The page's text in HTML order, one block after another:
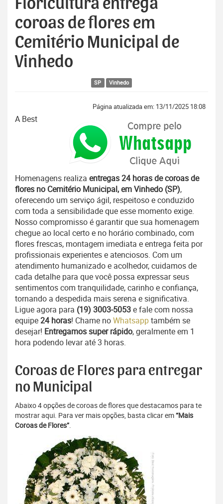
Floricultura entrega
coroas de flores em
Cemitério Municipal de
Vinhedo
SP Vinhedo
Página atualizada em: 13/11/2025 18:08
A Best
Homenagens realiza entregas 24 horas de coroas de
flores no Cemitério Municipal, em Vinhedo (SP),
oferecendo um serviço ágil, respeitoso e conduzido
com toda a sensibilidade que esse momento exige.
Nosso compromisso é garantir que sua homenagem
chegue ao local certo e no horário combinado, com
flores frescas, montagem imediata e entrega feita por
profissionais experientes e atenciosos. Com um
atendimento humanizado e acolhedor, cuidamos de
cada detalhe para que você possa expressar seus
sentimentos com tranquilidade, carinho e confiança,
tornando a despedida mais serena e significativa.
Ligue agora para (19) 3003-5053e fale com nossa
equipe24 horas! Chame noWhatsapptambém se
desejar! Entregamos super rápido, geralmente em 1
hora podendo levar até 3 horas.
Coroas de Flores para entregar
no Municipal
Abaixo 4 opções de coroas de flores que destacamos para te
mostrar aqui. Para ver mais opções, basta clicar em“Mais
Coroas de Flores”.